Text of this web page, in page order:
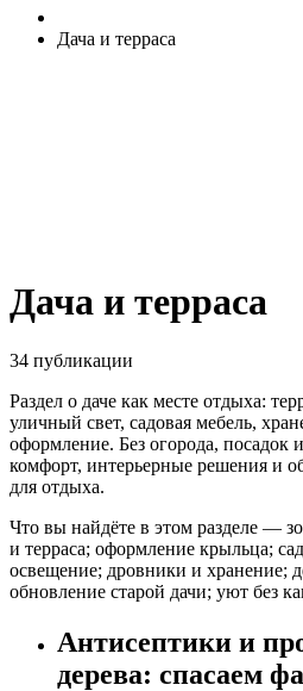
Дача и терраса
Дача и терраса
34 публикации
Раздел о даче как месте отдыха:
уличный свет, садовая мебель,
оформление. Без огорода, посадок
комфорт, интерьерные решения и
для отдыха.
Что вы найдёте в этом разделе —
и терраса; оформление крыльца;
освещение; дровники и хранение;
обновление старой дачи; уют без
Антисептики и
дерева: спасаем